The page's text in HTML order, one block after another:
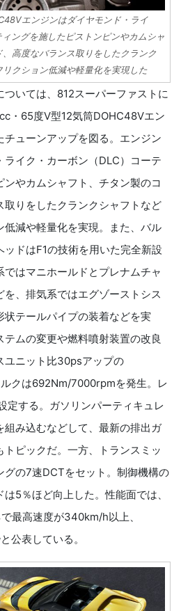
エンジンはダイヤモンド・ライ
ングを施したピストンピンやカムシャ
高度なバランス取りをしたクランク
クション低減や軽量化を実現した
いては、812スーパーファストに
・65度V型12気筒DOHC48Vエン
ューンアップを図る。エンジン
ライク・カーボン（DLC）コーテ
ンやカムシャフト、チタン製のコ
取りをしたクランクシャフトなど
低減や軽量化を実現。また、バル
ドはF1の技術を用いた完全新設
はマニホールドとプレナムチャ
、排気系ではエグゾーストシス
テールパイプの装着などを実
ムの変更や燃料噴射装置の改良
ユニット比30psアップの
クは692Nm/7000rpmを発生。レ
定する。ガソリンパーティキュレ
組み込むなどして、最新の排出ガ
ピックだ。一方、トランスミッ
グの7速DCTをセット。制御機構の
5％ほど向上した。性能面では、
最高速度が340km/h以上、
公表している。